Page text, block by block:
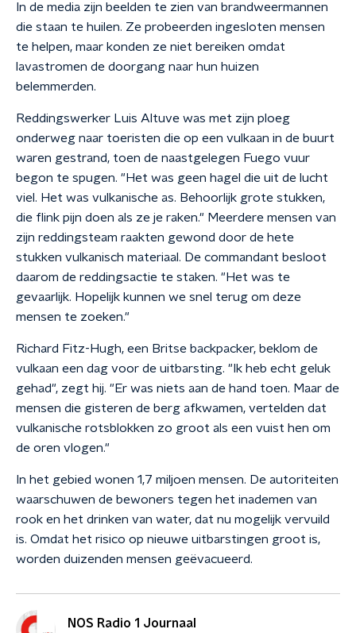
In de media zijn beelden te zien van brandweermannen
die staan te huilen. Ze probeerden ingesloten mensen
te helpen, maar konden ze niet bereiken omdat
lavastromen de doorgang naar hun huizen
belemmerden.
Reddingswerker Luis Altuve was met zijn ploeg
onderweg naar toeristen die op een vulkaan in de buurt
waren gestrand, toen de naastgelegen Fuego vuur
begon te spugen. "Het was geen hagel die uit de lucht
viel. Het was vulkanische as. Behoorlijk grote stukken,
die flink pijn doen als ze je raken." Meerdere mensen van
zijn reddingsteam raakten gewond door de hete
stukken vulkanisch materiaal. De commandant besloot
daarom de reddingsactie te staken. "Het was te
gevaarlijk. Hopelijk kunnen we snel terug om deze
mensen te zoeken."
Richard Fitz-Hugh, een Britse backpacker, beklom de
vulkaan een dag voor de uitbarsting. "Ik heb echt geluk
gehad", zegt hij. "Er was niets aan de hand toen. Maar de
mensen die gisteren de berg afkwamen, vertelden dat
vulkanische rotsblokken zo groot als een vuist hen om
de oren vlogen."
In het gebied wonen 1,7 miljoen mensen. De autoriteiten
waarschuwen de bewoners tegen het inademen van
rook en het drinken van water, dat nu mogelijk vervuild
is. Omdat het risico op nieuwe uitbarstingen groot is,
worden duizenden mensen geëvacueerd.
NOS Radio 1 Journaal